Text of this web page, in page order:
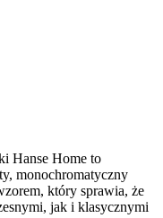
Hanse Home to
monochromatyczny
który sprawia, że
jak i klasycznymi